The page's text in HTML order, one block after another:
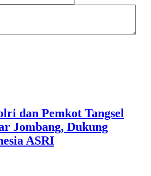
dan Pemkot Tangsel
Jombang, Dukung
ASRI